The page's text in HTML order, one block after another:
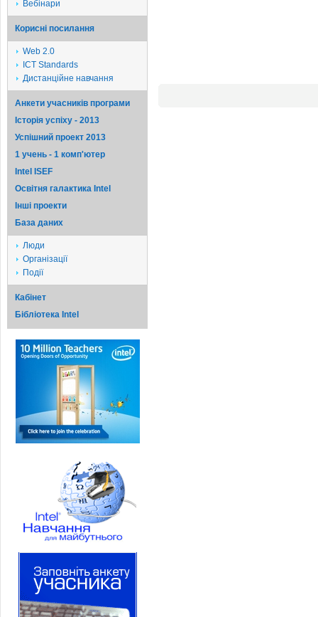
Вебінари
Корисні посилання
Web 2.0
ICT Standards
Дистанційне навчання
Анкети учасників програми
Історія успіху - 2013
Успішний проект 2013
1 учень - 1 комп'ютер
Intel ISEF
Освітня галактика Intel
Iншi проекти
База даних
Люди
Організації
Події
Кабінет
Бібліотека Intel